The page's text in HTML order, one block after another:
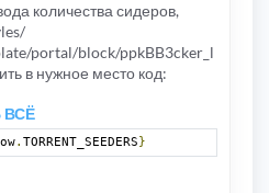
- суммарная скорость
- суммарная
- здоровье торрента
- количество
количества сидеров,
portal/block/ppkBB3cker_l
в нужное место код:
. TORRENT_SEEDERS }